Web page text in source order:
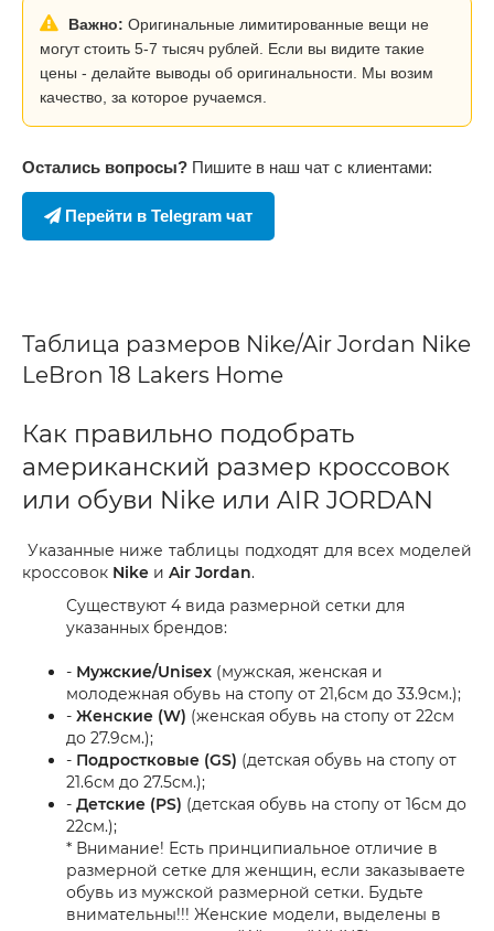
Важно: Оригинальные лимитированные вещи не
могут стоить 5-7 тысяч рублей. Если вы видите такие
цены - делайте выводы об оригинальности. Мы возим
качество, за которое ручаемся.
Остались вопросы? Пишите в наш чат с клиентами:
Перейти в Telegram чат
Таблица размеров Nike/Air Jordan Nike
LeBron 18 Lakers Home
Как правильно подобрать
американский размер кроссовок
или обуви Nike или AIR JORDAN
Указанные ниже таблицы подходят для всех моделей
кроссовок Nike и Air Jordan.
Существуют 4 вида размерной сетки для
указанных брендов:
- Мужские/Unisex (мужская, женская и
молодежная обувь на стопу от 21,6см до 33.9см.);
- Женские (W) (женская обувь на стопу от 22см
до 27.9см.);
- Подростковые (GS) (детская обувь на стопу от
21.6см до 27.5см.);
- Детские (PS) (детская обувь на стопу от 16см до
22см.);
* Внимание! Есть принципиальное отличие в
размерной сетке для женщин, если заказываете
обувь из мужской размерной сетки. Будьте
внимательны!!! Женские модели, выделены в